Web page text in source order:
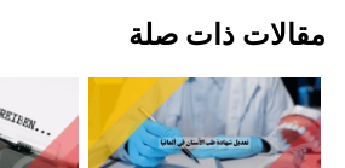
مقالات ذات صلة